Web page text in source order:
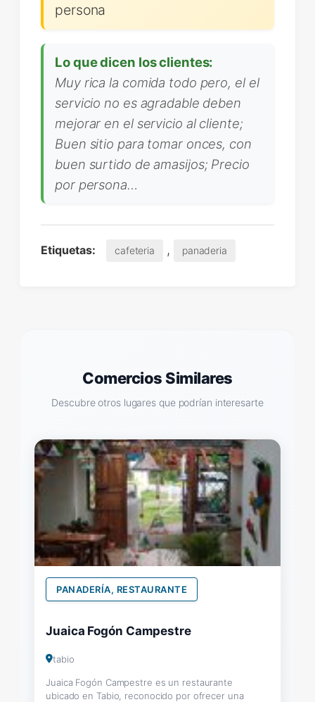
persona
Lo que dicen los clientes:
Muy rica la comida todo pero, el el
servicio no es agradable deben
mejorar en el servicio al cliente;
Buen sitio para tomar onces, con
buen surtido de amasijos; Precio
por persona…
Etiquetas: cafeteria , panaderia
Comercios Similares
Descubre otros lugares que podrían interesarte
PANADERÍA, RESTAURANTE
Juaica Fogón Campestre
tabio
Juaica Fogón Campestre es un restaurante
ubicado en Tabio, reconocido por ofrecer una